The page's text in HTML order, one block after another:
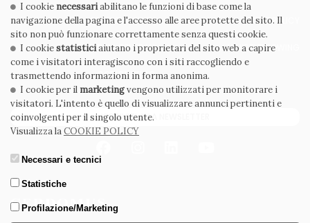
PRIVACY POLICY COOKIE POLICY
CONDIZIONI GENERALI WHISTLEBLOWING
CODICE ETICO
ISCRIVITI ALLA NEWSLETTER
I cookie necessariabilitano le funzioni di base come la
navigazione della pagina e l'accesso alle aree protette del sito. Il
sito non può funzionare correttamente senza questi cookie.
I cookiestatisticiaiutano i proprietari del sito web a capire
come i visitatori interagiscono con i siti raccogliendo e
trasmettendo informazioni in forma anonima.
I cookie per il marketingvengono utilizzati per monitorare i
visitatori. L'intento è quello di visualizzare annunci pertinenti e
coinvolgenti per il singolo utente.
Visualizza laCOOKIE POLICY
Necessari e tecnici
Statistiche
Profilazione/Marketing